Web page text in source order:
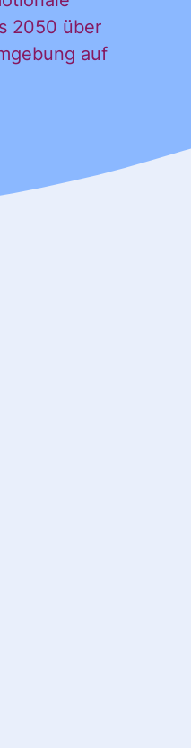
2050 über
auf